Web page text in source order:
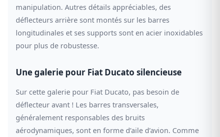
manipulation. Autres détails appréciables, des
déflecteurs arrière sont montés sur les barres
longitudinales et ses supports sont en acier inoxidables
pour plus de robustesse.
Une galerie pour Fiat Ducato silencieuse
Sur cette galerie pour Fiat Ducato, pas besoin de
déflecteur avant ! Les barres transversales,
généralement responsables des bruits
aérodynamiques, sont en forme d’aile d’avion. Comme